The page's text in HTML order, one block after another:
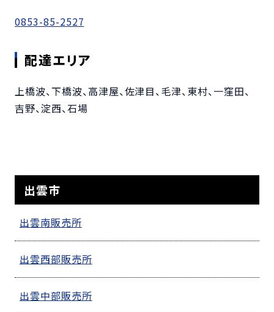
0853-85-2527
配達エリア
上橋波、下橋波、高津屋、佐津目、毛津、東村、一窪田、
吉野、淀西、石場
出雲市
出雲南販売所
出雲西部販売所
出雲中部販売所